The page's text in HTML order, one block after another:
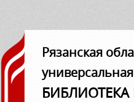
Рязанская